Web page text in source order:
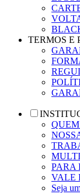
TERMOS E
PARA
VALE
Seja